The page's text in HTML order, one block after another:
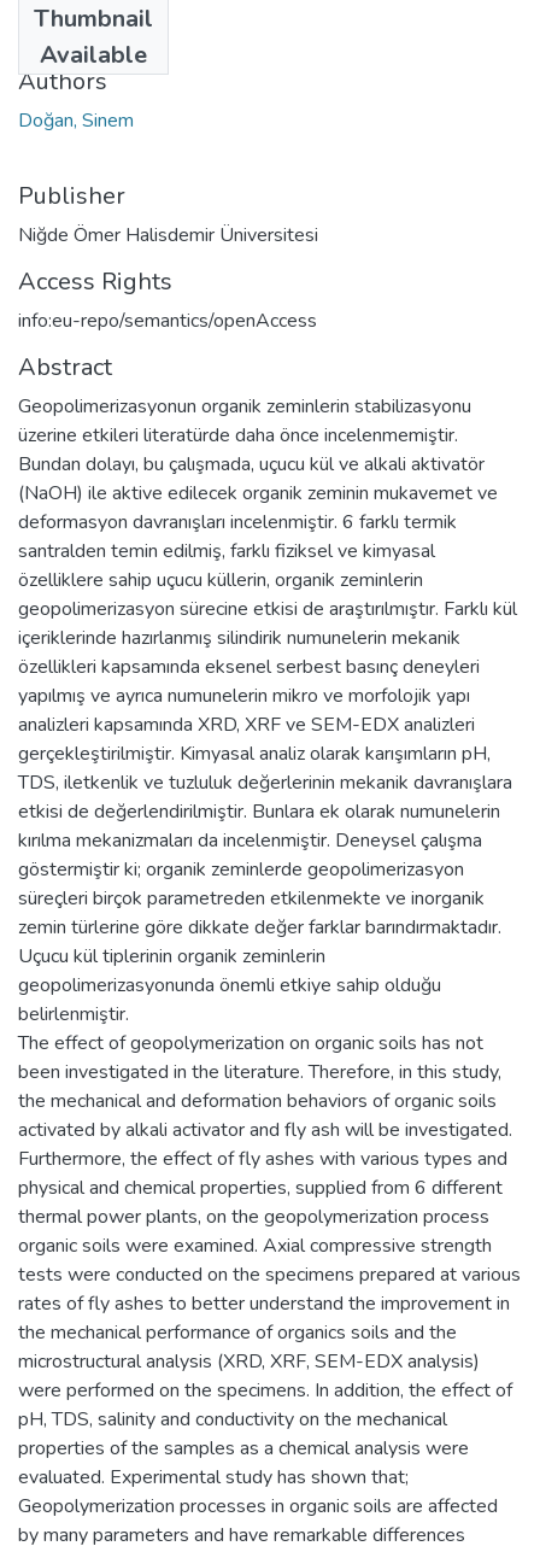
Thumbnail
Available
2022
Authors
Doğan, Sinem
Publisher
Niğde Ömer Halisdemir Üniversitesi
Access Rights
info:eu-repo/semantics/openAccess
Abstract
Geopolimerizasyonun organik zeminlerin stabilizasyonu
üzerine etkileri literatürde daha önce incelenmemiştir.
Bundan dolayı, bu çalışmada, uçucu kül ve alkali aktivatör
(NaOH) ile aktive edilecek organik zeminin mukavemet ve
deformasyon davranışları incelenmiştir. 6 farklı termik
santralden temin edilmiş, farklı fiziksel ve kimyasal
özelliklere sahip uçucu küllerin, organik zeminlerin
geopolimerizasyon sürecine etkisi de araştırılmıştır. Farklı kül
içeriklerinde hazırlanmış silindirik numunelerin mekanik
özellikleri kapsamında eksenel serbest basınç deneyleri
yapılmış ve ayrıca numunelerin mikro ve morfolojik yapı
analizleri kapsamında XRD, XRF ve SEM-EDX analizleri
gerçekleştirilmiştir. Kimyasal analiz olarak karışımların pH,
TDS, iletkenlik ve tuzluluk değerlerinin mekanik davranışlara
etkisi de değerlendirilmiştir. Bunlara ek olarak numunelerin
kırılma mekanizmaları da incelenmiştir. Deneysel çalışma
göstermiştir ki; organik zeminlerde geopolimerizasyon
süreçleri birçok parametreden etkilenmekte ve inorganik
zemin türlerine göre dikkate değer farklar barındırmaktadır.
Uçucu kül tiplerinin organik zeminlerin
geopolimerizasyonunda önemli etkiye sahip olduğu
belirlenmiştir.
The effect of geopolymerization on organic soils has not
been investigated in the literature. Therefore, in this study,
the mechanical and deformation behaviors of organic soils
activated by alkali activator and fly ash will be investigated.
Furthermore, the effect of fly ashes with various types and
physical and chemical properties, supplied from 6 different
thermal power plants, on the geopolymerization process
organic soils were examined. Axial compressive strength
tests were conducted on the specimens prepared at various
rates of fly ashes to better understand the improvement in
the mechanical performance of organics soils and the
microstructural analysis (XRD, XRF, SEM-EDX analysis)
were performed on the specimens. In addition, the effect of
pH, TDS, salinity and conductivity on the mechanical
properties of the samples as a chemical analysis were
evaluated. Experimental study has shown that;
Geopolymerization processes in organic soils are affected
by many parameters and have remarkable differences